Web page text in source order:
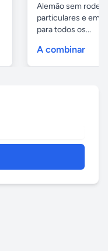
Alemão sem
particulares e em
para todos os...
A combinar